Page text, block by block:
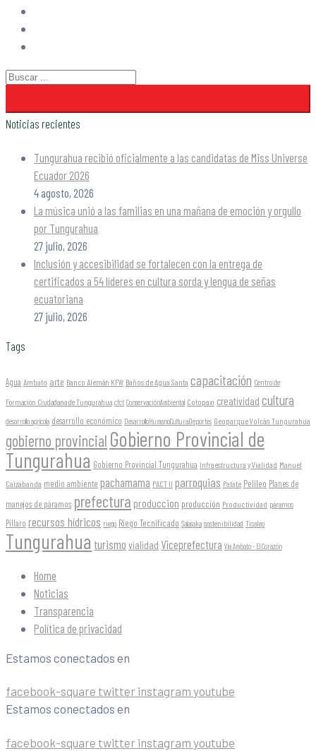
Noticias recientes
Tungurahua recibió oficialmente a las candidatas de Miss Universe
Ecuador 2026
4 agosto, 2026
La música unió a las familias en una mañana de emoción y orgullo
por Tungurahua
27 julio, 2026
Inclusión y accesibilidad se fortalecen con la entrega de
certificados a 54 líderes en cultura sorda y lengua de señas
ecuatoriana
27 julio, 2026
Tags
Agua Ambato arte Banco Alemán KFW Baños de Agua Santa capacitación Centro de
Formación Ciudadana de Tungurahua cfct ConservaciónAmbiental Cotopaxi creatividad cultura
desarrollo agrícola desarrollo económico DesarrolloHumanoCulturaDeportes Geoparque Volcán Tungurahua
gobierno provincial Gobierno Provincial de
Tungurahua Gobierno Provincial Tungurahua Infraestructura y Vialidad Manuel
Caizabanda medio ambiente pachamama PACT II parroquias Patate Pelileo Planes de
manejos de páramos prefectura produccion producción Productividad páramos
Píllaro recursos hídricos riego Riego Tecnificado Salasaka sostenibilidad Tisaleo
Tungurahua turismo vialidad Viceprefectura Vía Ambato - El Corazón
Home
Noticias
Transparencia
Política de privacidad
Estamos conectados en
facebook-square twitter instagram youtube
Estamos conectados en
facebook-square twitter instagram youtube